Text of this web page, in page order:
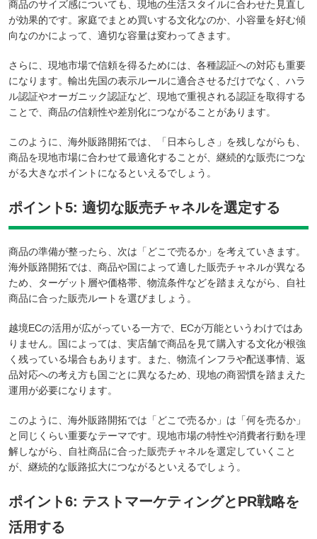
商品のサイズ感についても、現地の生活スタイルに合わせた見直し
が効果的です。家庭でまとめ買いする文化なのか、小容量を好む傾
向なのかによって、適切な容量は変わってきます。
さらに、現地市場で信頼を得るためには、各種認証への対応も重要
になります。輸出先国の表示ルールに適合させるだけでなく、ハラ
ル認証やオーガニック認証など、現地で重視される認証を取得する
ことで、商品の信頼性や差別化につながることがあります。
このように、海外販路開拓では、「日本らしさ」を残しながらも、
商品を現地市場に合わせて最適化することが、継続的な販売につな
がる大きなポイントになるといえるでしょう。
ポイント5: 適切な販売チャネルを選定する
商品の準備が整ったら、次は「どこで売るか」を考えていきます。
海外販路開拓では、商品や国によって適した販売チャネルが異なる
ため、ターゲット層や価格帯、物流条件などを踏まえながら、自社
商品に合った販売ルートを選びましょう。
越境ECの活用が広がっている一方で、ECが万能というわけではあ
りません。国によっては、実店舗で商品を見て購入する文化が根強
く残っている場合もあります。また、物流インフラや配送事情、返
品対応への考え方も国ごとに異なるため、現地の商習慣を踏まえた
運用が必要になります。
このように、海外販路開拓では「どこで売るか」は「何を売るか」
と同じくらい重要なテーマです。現地市場の特性や消費者行動を理
解しながら、自社商品に合った販売チャネルを選定していくこと
が、継続的な販路拡大につながるといえるでしょう。
ポイント6: テストマーケティングとPR戦略を
活用する